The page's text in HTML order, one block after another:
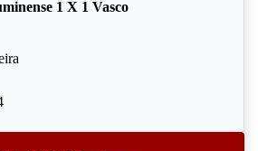
1 X 1 Vasco